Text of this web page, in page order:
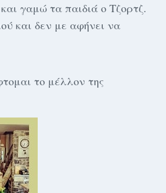
γαμώ τα παιδιά ο Τζορτζ.
και δεν με αφήνει να
το μέλλον της